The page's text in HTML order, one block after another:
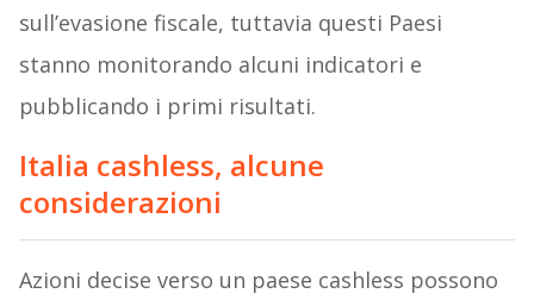
sull’evasione fiscale, tuttavia questi Paesi
stanno monitorando alcuni indicatori e
pubblicando i primi risultati.
Italia cashless, alcune
considerazioni
Azioni decise verso un paese cashless possono